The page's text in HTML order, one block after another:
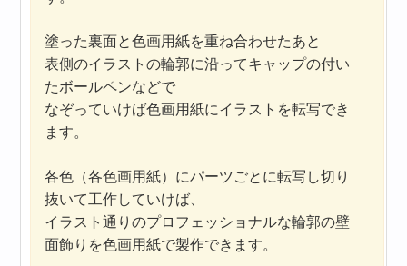
塗った裏面と色画用紙を重ね合わせたあと
表側のイラストの輪郭に沿ってキャップの付い
たボールペンなどで
なぞっていけば色画用紙にイラストを転写でき
ます。
各色（各色画用紙）にパーツごとに転写し切り
抜いて工作していけば、
イラスト通りのプロフェッショナルな輪郭の壁
面飾りを色画用紙で製作できます。